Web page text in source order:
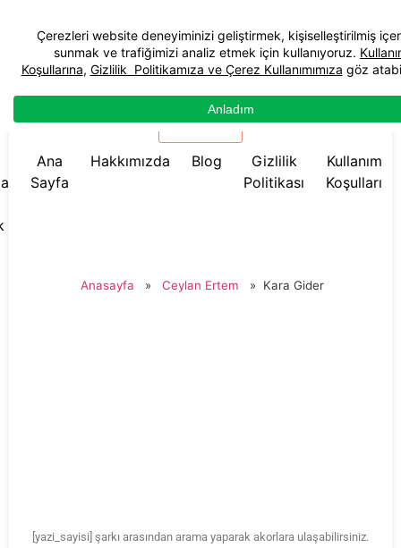
☰ Menü
Ana
Sayfa
Hakkımızda Blog
Gizlilik
Politikası
Kullanım
Koşulları
Anasayfa » Ceylan Ertem » Kara Gider
[yazi_sayisi] şarkı arasından arama yaparak akorlara ulaşabilirsiniz.